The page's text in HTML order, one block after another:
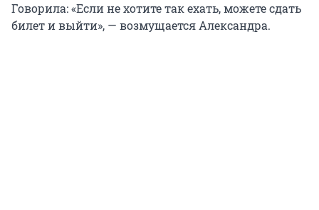
Говорила: «Если не хотите так ехать, можете сдать
билет и выйти», — возмущается Александра.